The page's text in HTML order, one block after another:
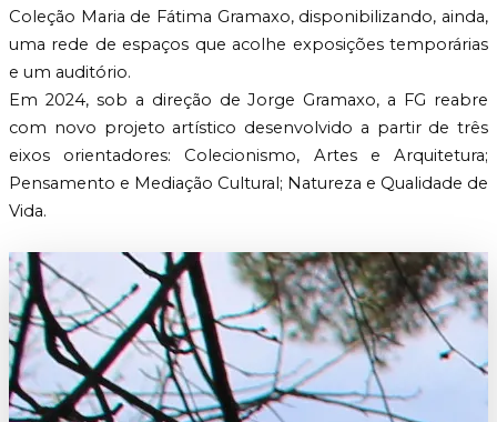
Coleção Maria de Fátima Gramaxo, disponibilizando, ainda,
uma rede de espaços que acolhe exposições temporárias
e um auditório.
Em 2024, sob a direção de Jorge Gramaxo, a FG reabre
com novo projeto artístico desenvolvido a partir de três
eixos orientadores: Colecionismo, Artes e Arquitetura;
Pensamento e Mediação Cultural; Natureza e Qualidade de
Vida.